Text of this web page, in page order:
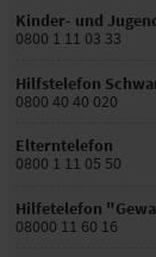
Kinder- und
0800 1 11 03 33
Hilfstelefon
0800 40 40 020
Elterntelefon
0800 1 11 05 50
Hilfetelefon
08000 11 60 16